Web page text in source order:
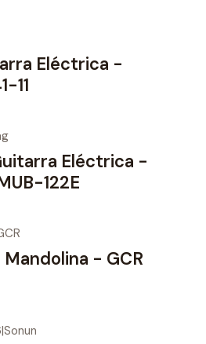
Eléctrica -
11
Eléctrica -
122E
- GCR
|Sonun